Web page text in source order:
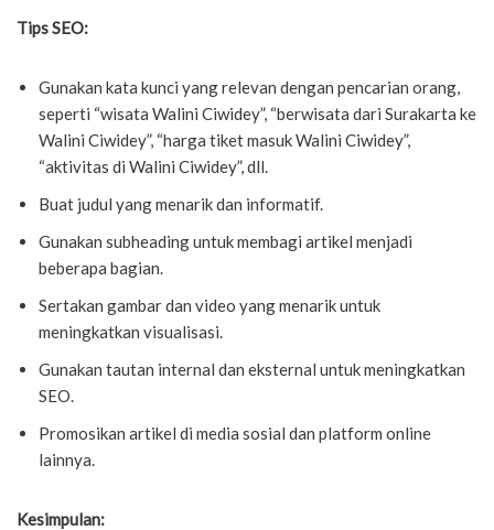
Tips SEO:
Gunakan kata kunci yang relevan dengan pencarian orang,
seperti “wisata Walini Ciwidey”, “berwisata dari Surakarta ke
Walini Ciwidey”, “harga tiket masuk Walini Ciwidey”,
“aktivitas di Walini Ciwidey”, dll.
Buat judul yang menarik dan informatif.
Gunakan subheading untuk membagi artikel menjadi
beberapa bagian.
Sertakan gambar dan video yang menarik untuk
meningkatkan visualisasi.
Gunakan tautan internal dan eksternal untuk meningkatkan
SEO.
Promosikan artikel di media sosial dan platform online
lainnya.
Kesimpulan: